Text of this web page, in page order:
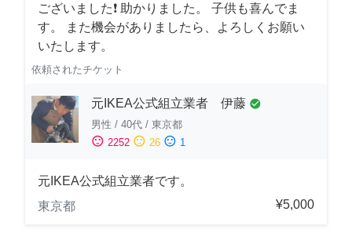
ございました❗️ 助かりました。 子供も喜んでま
す。 また機会がありましたら、よろしくお願い
いたします。
依頼されたチケット
元IKEA公式組立業者 伊藤 check_circle
男性 / 40代 / 東京都
sentiment_satisfied 2252 sentiment_neutral 26 sentiment_dissatisfied 1
元IKEA公式組立業者です。
東京都
¥5,000